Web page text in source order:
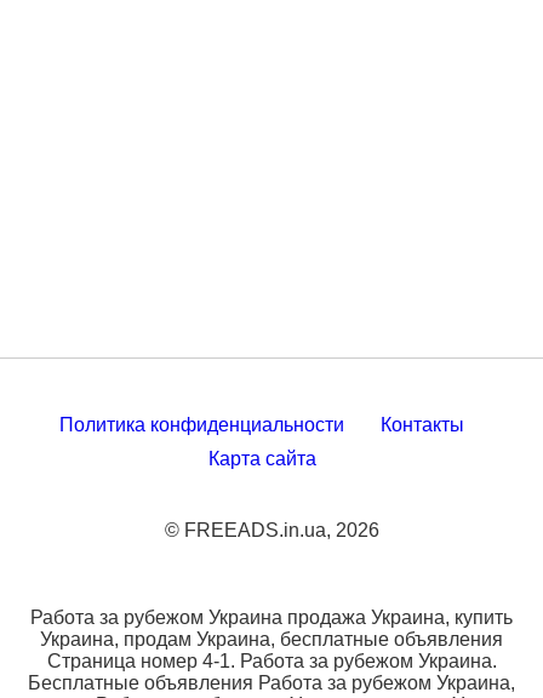
Политика конфиденциальности
Контакты
Карта сайта
© FREEADS.in.ua, 2026
Работа за рубежом Украина продажа Украина, купить
Украина, продам Украина, бесплатные объявления
Страница номер 4-1. Работа за рубежом Украина.
Бесплатные объявления Работа за рубежом Украина,